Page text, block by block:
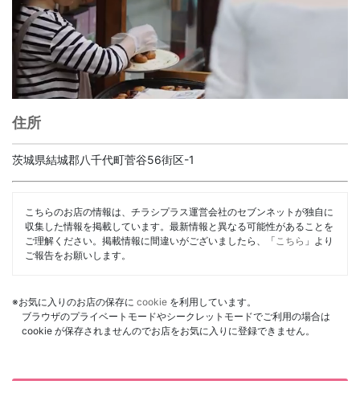
住所
茨城県結城郡八千代町菅谷56街区-1
こちらのお店の情報は、チラシプラス運営会社のセブンネットが独自に
収集した情報を掲載しています。最新情報と異なる可能性があることを
ご理解ください。掲載情報に間違いがございましたら、「 こちら 」より
ご報告をお願いします。
※お気に入りのお店の保存に cookie を利用しています。
ブラウザのプライベートモードやシークレットモードでご利用の場合は
cookie が保存されませんのでお店をお気に入りに登録できません。